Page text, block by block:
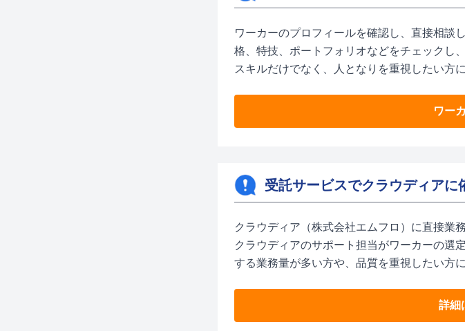
ワーカーのプロフィールを確認し、直接相談
格、特技、ポートフォリオなどをチェックし
スキルだけでなく、人となりを重視したい方
ワー
受託サービスでクラウディアに
クラウディア（株式会社エムフロ）に直接業
クラウディアのサポート担当がワーカーの選
する業務量が多い方や、品質を重視したい方
詳細